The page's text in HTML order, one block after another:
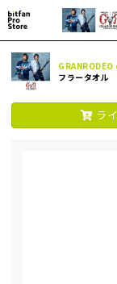
フラータオル
ラ